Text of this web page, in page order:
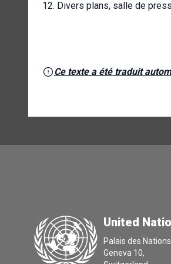
12. Divers plans, salle de
Ce texte a été traduit
United
Palais des
Geneva 10,